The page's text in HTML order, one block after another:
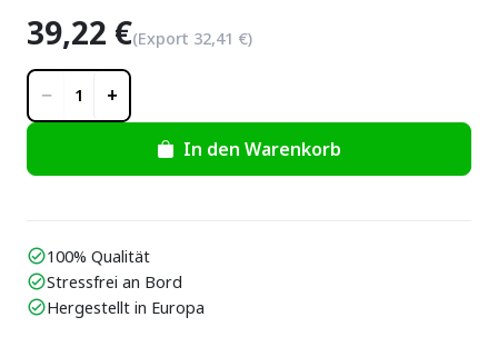
39,22 €(Export 32,41 €)
− 1 +
In den Warenkorb
check_circle100% Qualität
check_circleStressfrei an Bord
check_circleHergestellt in Europa